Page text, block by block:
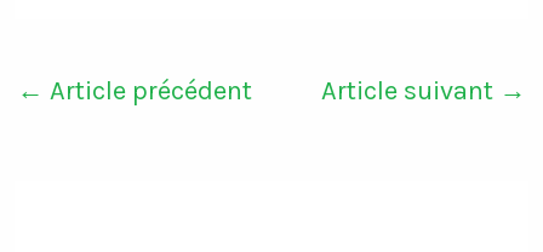
← Article précédent Article suivant →